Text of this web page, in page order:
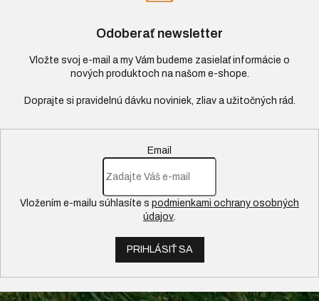
Odoberať newsletter
Vložte svoj e-mail a my Vám budeme zasielať informácie o
nových produktoch na našom e-shope.
Email
Vložením e-mailu súhlasíte s podmienkami ochrany osobných
údajov.
PRIHLÁSIŤ SA